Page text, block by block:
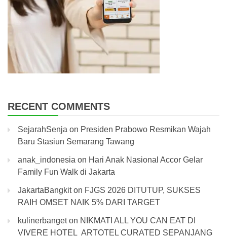
RECENT COMMENTS
SejarahSenja on Presiden Prabowo Resmikan Wajah
Baru Stasiun Semarang Tawang
anak_indonesia on Hari Anak Nasional Accor Gelar
Family Fun Walk di Jakarta
JakartaBangkiton FJGS 2026 DITUTUP, SUKSES
RAIH OMSET NAIK 5% DARI TARGET
kulinerbangeton NIKMATI ALL YOU CAN EAT DI
VIVERE HOTEL ARTOTEL CURATED SEPANJANG